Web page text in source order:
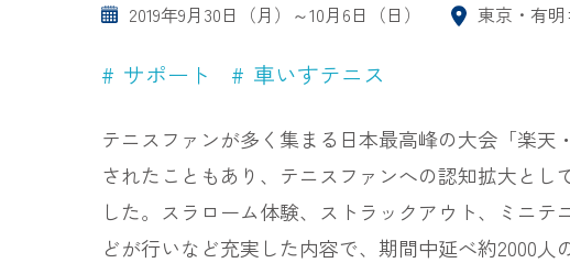
2019年9月30日（月）～10月6日（日） 東京・有
サポート 車いすテニス
テニスファンが多く集まる日本最高峰の大会「楽
されたこともあり、テニスファンへの認知拡大と
した。スラローム体験、ストラックアウト、ミニ
どが行いなど充実した内容で、期間中延べ約2000